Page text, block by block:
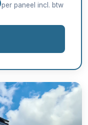
per paneel incl. btw